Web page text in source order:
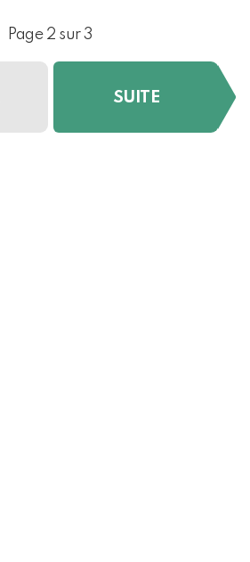
Page 2 sur 3
SUITE